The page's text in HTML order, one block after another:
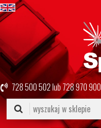
728 500 502lub728 970 900